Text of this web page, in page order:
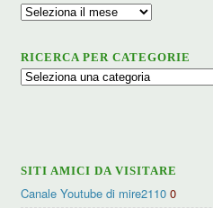
Archivio
RICERCA PER CATEGORIE
Ricerca
SITI AMICI DA VISITARE
Canale Youtube di mire2110 0